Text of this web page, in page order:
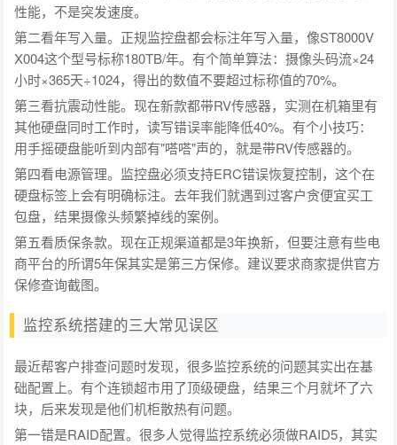
性能，不是突发速度。
第二看年写入量。正规监控盘都会标注年写入量，像ST8000V
X004这个型号标称180TB/年。有个简单算法：摄像头码流×24
小时×365天÷1024，得出的数值不要超过标称值的70%。
第三看抗震动性能。现在新款都带RV传感器，实测在机箱里有
其他硬盘同时工作时，读写错误率能降低40%。有个小技巧：
用手摇硬盘能听到内部有"嗒嗒"声的，就是带RV传感器的。
第四看电源管理。监控盘必须支持ERC错误恢复控制，这个在
硬盘标签上会有明确标注。去年我们就遇到过客户贪便宜买工
包盘，结果摄像头频繁掉线的案例。
第五看质保条款。现在正规渠道都是3年换新，但要注意有些电
商平台的所谓5年保其实是第三方保修。建议要求商家提供官方
保修查询截图。
监控系统搭建的三大常见误区
最近帮客户排查问题时发现，很多监控系统的问题其实出在基
础配置上。有个连锁超市用了顶级硬盘，结果三个月就坏了六
块，后来发现是他们机柜散热有问题。
第一错是RAID配置。很多人觉得监控系统必须做RAID5，其实